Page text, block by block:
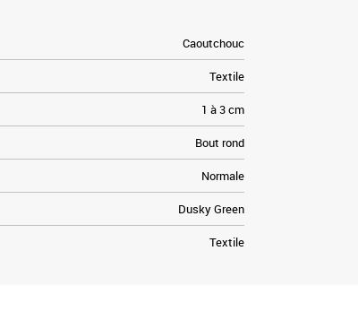
Caoutchouc
Textile
1 à 3 cm
Bout rond
Normale
Dusky Green
Textile